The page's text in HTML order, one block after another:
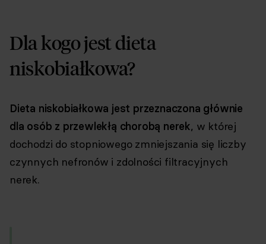
Dla kogo jest dieta
niskobiałkowa?
Dieta niskobiałkowa jest przeznaczona głównie
dla osób z przewlekłą chorobą nerek, w której
dochodzi do stopniowego zmniejszania się liczby
czynnych nefronów i zdolności filtracyjnych
nerek.